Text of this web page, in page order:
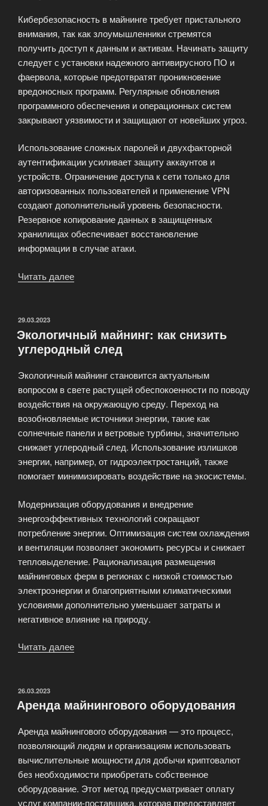
Кибербезопасность в майнинге требует пристального
внимания, так как злоумышленники стремятся
получить доступ к данным и активам. Начинать защиту
следует с установки надежного антивирусного ПО и
фаервола, которые предотвратят проникновение
вредоносных программ. Регулярные обновления
программного обеспечения и операционных систем
закрывают уязвимости и защищают от новейших угроз.
Использование сложных паролей и двухфакторной
аутентификации усиливает защиту аккаунтов и
устройств. Ограничение доступа к сети только для
авторизованных пользователей и применение VPN
создают дополнительный уровень безопасности.
Резервное копирование данных в защищенных
хранилищах обеспечивает восстановление
информации в случае атаки.
Читать далее
защитить
свои
и
активы»
ОПУБЛИКОВАНО
29.03.2023
Экологичный майнинг: как снизить
углеродный след
Экологичный майнинг становится актуальным
вопросом в свете растущей обеспокоенности по поводу
воздействия на окружающую среду. Переход на
возобновляемые источники энергии, такие как
солнечные панели и ветровые турбины, значительно
снижает углеродный след. Использование излишков
энергии, например, от гидроэлектростанций, также
помогает минимизировать воздействие на экосистемы.
Модернизация оборудования и внедрение
энергоэффективных технологий сокращают
потребление энергии. Оптимизация систем охлаждения
и вентиляции позволяет экономить ресурсы и снижает
тепловыделение. Рационализация размещения
майнинговых ферм в регионах с низкой стоимостью
электроэнергии и благоприятными климатическими
условиями дополнительно уменьшает затраты и
негативное влияние на природу.
Читать далее
углеродный
ОПУБЛИКОВАНО
26.03.2023
Аренда майнингового оборудования
Аренда майнингового оборудования — это процесс,
позволяющий людям и организациям использовать
вычислительные мощности для добычи криптовалют
без необходимости приобретать собственное
оборудование. Этот метод предусматривает оплату
услуг компании-поставщика, которая предоставляет